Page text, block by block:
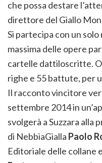
che possa destare
direttore del Giallo
Si partecipa con un
massima delle opere
cartelle dattiloscritte.
righe e 55 battute, per
Il racconto vincitore
settembre 2014 in
svolgerà a Suzzara
di NebbiaGialla Paolo
Editoriale delle collane